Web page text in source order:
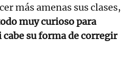
más amenas sus clases,
muy curioso para
su forma de corregir